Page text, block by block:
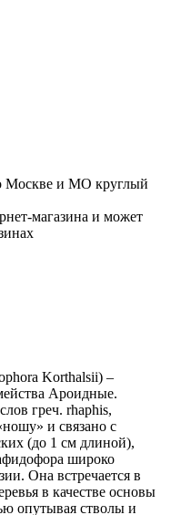
Москве и МО круглый
магазина и может
Korthalsii) –
Ароидные.
греч. rhaphis,
и связано с
(до 1 см длиной),
широко
Она встречается в
в качестве основы
опутывая стволы и